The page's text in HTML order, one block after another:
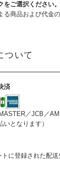
ご選択ください。
る商品および代金
ついて
済
／JCB／
いとなります）
に登録された配